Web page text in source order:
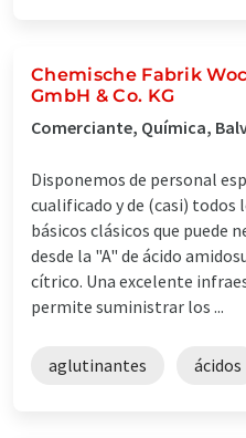
Chemische Fabrik
GmbH & Co. KG
Comerciante, Química,
Disponemos de personal
cualificado y de (casi) todos
básicos clásicos que puede
desde la "A" de ácido
cítrico. Una excelente
permite suministrar los ...
aglutinantes ácidos